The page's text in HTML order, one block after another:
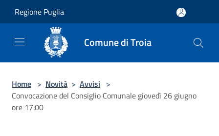
Regione Puglia
Comune di Troia
Home > Novità > Avvisi >
Convocazione del Consiglio Comunale giovedì 26 giugno
ore 17:00